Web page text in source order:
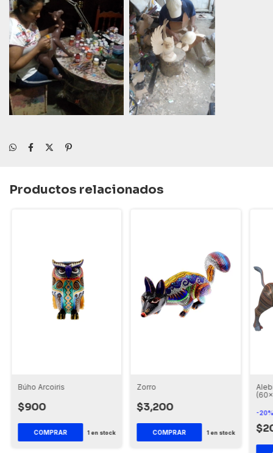
Productos relacionados
Búho Arcoiris
$900
1en stock
Zorro
$3,200
1en stock
-20